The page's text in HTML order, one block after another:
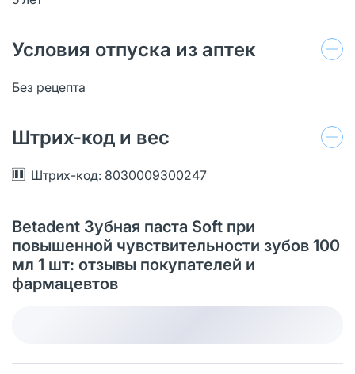
Условия отпуска из аптек
Без рецепта
Штрих-код и вес
Штрих-код: 8030009300247
Betadent Зубная паста Soft при
повышенной чувствительности зубов 100
мл 1 шт: отзывы покупателей и
фармацевтов